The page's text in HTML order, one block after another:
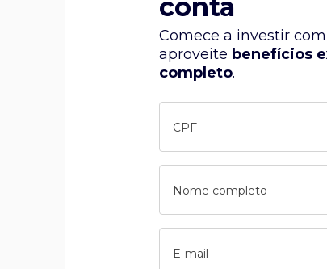
conta
Comece a investir
aproveite benefícios
completo.
CPF
Nome completo
E-mail